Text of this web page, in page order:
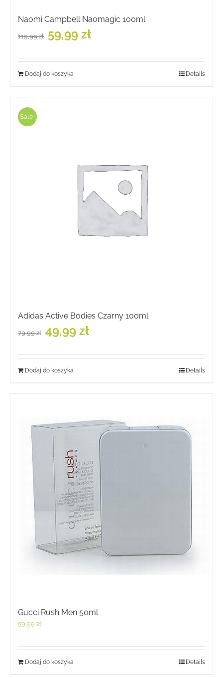
Naomi Campbell Naomagic 100ml
119,99zł
Pierwotna
cena
119,99 zł.
59,99 złcena
59,99 zł.
Dodaj do koszyka Details
Sale!
Adidas Active Bodies Czarny 100ml
79,99zł
Pierwotna
cena
79,99 zł.
49,99 złcena
49,99 zł.
Dodaj do koszyka Details
Gucci Rush Men 50ml
59,99 zł
Dodaj do koszyka Details